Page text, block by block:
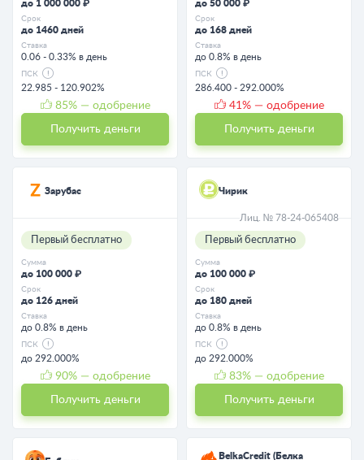
до 1 000 000 ₽
Срок
до 1460 дней
Ставка
0.06 - 0.33% в день
ПСК
22.985 - 120.902%
85% — одобрение
Получить деньги
до 50 000 ₽
Срок
до 168 дней
Ставка
до 0.8% в день
ПСК
286.400 - 292.000%
41 % — одобрение
Получить деньги
Зарубас
Первый бесплатно
Сумма
до 100 000 ₽
Срок
до 126 дней
Ставка
до 0.8% в день
ПСК
до 292.000%
90% — одобрение
Получить деньги
Чирик
Лиц. № 78-24-065408
Первый бесплатно
Сумма
до 100 000 ₽
Срок
до 180 дней
Ставка
до 0.8% в день
ПСК
до 292.000%
83% — одобрение
Получить деньги
BelkaCredit (Белка